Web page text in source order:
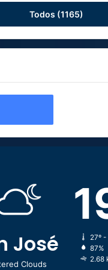
Todos (1165)
José
Clouds
27º -
87%
2.68